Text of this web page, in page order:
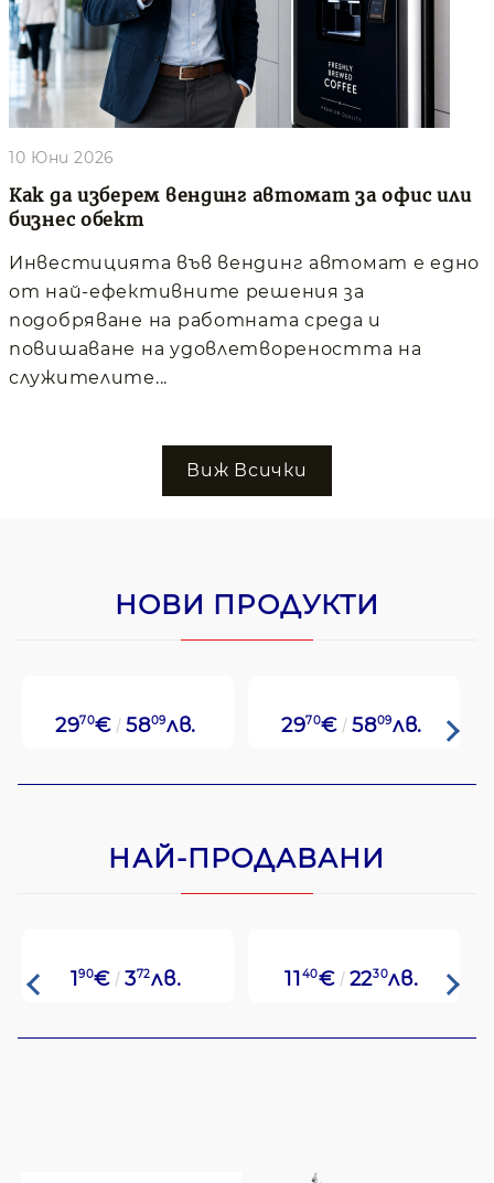
Как да изберем вендинг автомат за офис или
бизнес обект
10 Юни 2026
Инвестицията във вендинг автомат е едно
от най-ефективните решения за
подобряване на работната среда и
повишаване на удовлетвореността на
служителите...
Виж Всички
НОВИ ПРОДУКТИ
2970€ 5809лв. 2970€ 5809лв.
НАЙ-ПРОДАВАНИ
190€ 372лв. 11 40€ 2230лв.